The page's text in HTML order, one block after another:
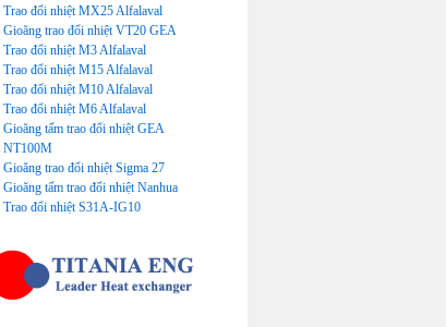
Trao đổi nhiệt MX25 Alfalaval
Gioăng trao đổi nhiệt VT20 GEA
Trao đổi nhiệt M3 Alfalaval
Trao đổi nhiệt M15 Alfalaval
Trao đổi nhiệt M10 Alfalaval
Trao đổi nhiệt M6 Alfalaval
Gioăng tấm trao đổi nhiệt GEA
NT100M
Gioăng trao đổi nhiệt Sigma 27
Gioăng tấm trao đổi nhiệt Nanhua
Trao đổi nhiệt S31A-IG10